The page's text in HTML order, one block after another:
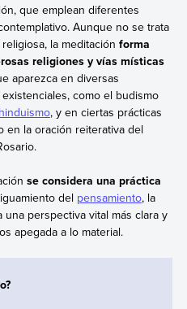
que emplean diferentes
Aunque no se trata
la meditación forma
religiones y vías místicas
aparezca en diversas
como el budismo
hinduismo, y en ciertas prácticas
en la oración reiterativa del
se considera una práctica
del pensamiento, la
una perspectiva vital más clara y
apegada a lo material.